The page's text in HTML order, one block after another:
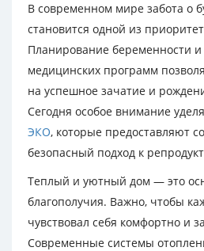
В современном мире забота о
становится одной из
Планирование беременности
медицинских программ
на успешное зачатие и
Сегодня особое внимание
ЭКО, которые предоставляют
безопасный подход к
Теплый и уютный дом — это
благополучия. Важно, чтобы
чувствовал себя комфортно и
Современные системы